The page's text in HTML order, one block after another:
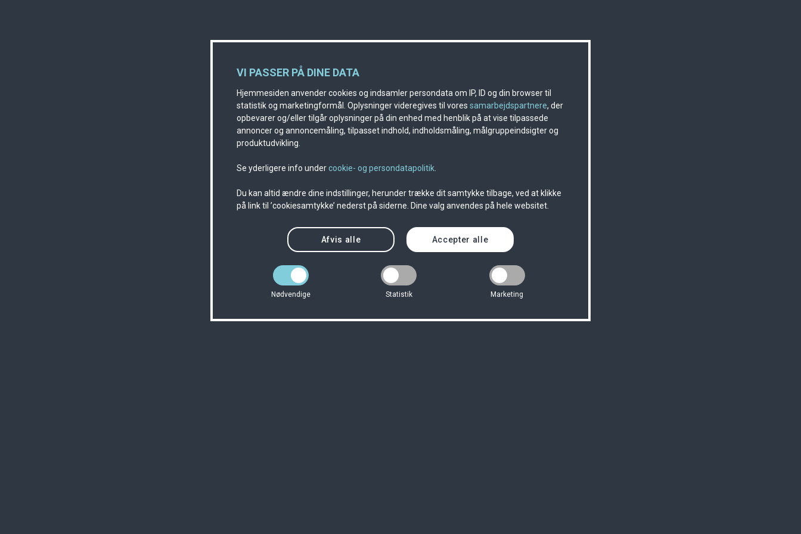
VI PASSER PÅ DINE DATA
Hjemmesiden anvender cookies og indsamler persondata om IP, ID og din browser til
statistik og marketingformål. Oplysninger videregives til vores samarbejdspartnere, der
opbevarer og/eller tilgår oplysninger på din enhed med henblik på at vise tilpassede
annoncer og annoncemåling, tilpasset indhold, indholdsmåling, målgruppeindsigter og
produktudvikling.
Se yderligere info undercookie- og persondatapolitik
Du kan altid ændre dine indstillinger, herunder trække dit samtykke tilbage, ved at klikke
på link til ’cookiesamtykke’ nederst på siderne. Dine valg anvendes på hele websitet.
Afvis alle Accepter alle
Nødvendige Statistik Marketing